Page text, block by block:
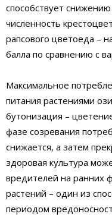
способствует
численность
рапсового цветоеда –
балла по сравнению с
Максимальное
питания растениями
бутонизация –
фазе созревания
снижается, а затем
здоровая культура
вредителей на ранних
растений – один из
периодом